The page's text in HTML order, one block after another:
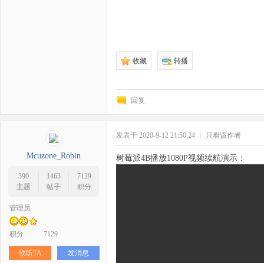
收藏 转播
回复
Mcuzone_Robin
390
主题
1463
帖子
7129
积分
管理员
积分 7129
收听TA 发消息
发表于 2020-9-12 21:50:24 只看该作者
树莓派4B播放1080P视频续航演示：